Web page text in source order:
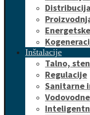
Inštalacije
Talno,
Regulacije
Sanitarne